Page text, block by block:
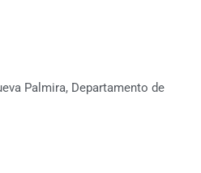
Palmira, Departamento de